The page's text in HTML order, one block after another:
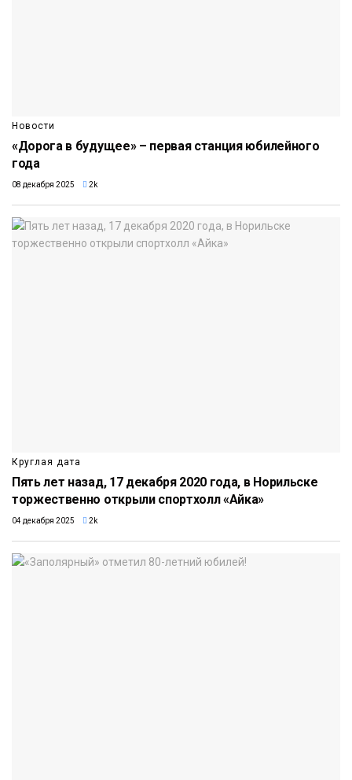
Новости
«Дорога в будущее» – первая станция юбилейного
года
08 декабря 2025 2k
Круглая дата
Пять лет назад, 17 декабря 2020 года, в Норильске
торжественно открыли спортхолл «Айка»
04 декабря 2025 2k